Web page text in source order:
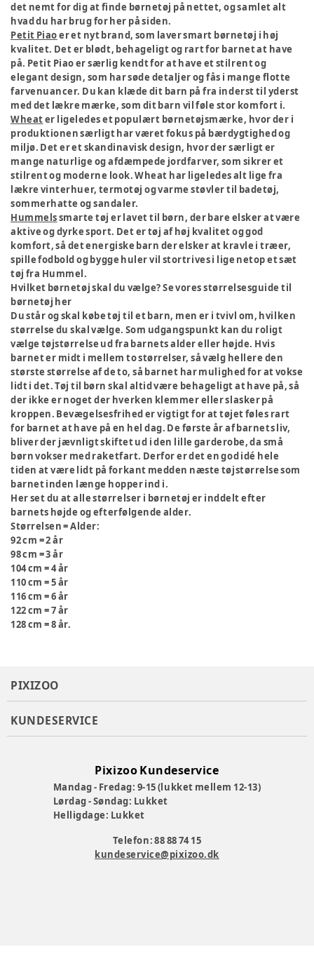
det nemt for dig at finde børnetøj på nettet, og samlet alt
hvad du har brug for her på siden.
Petit Piaoer et nyt brand, som laver smart børnetøj i høj
kvalitet. Det er blødt, behageligt og rart for barnet at have
på. Petit Piao er særlig kendt for at have et stilrent og
elegant design, som har søde detaljer og fås i mange flotte
farvenuancer. Du kan klæde dit barn på fra inderst til yderst
med det lækre mærke, som dit barn vil føle stor komfort i.
Wheater ligeledes et populært børnetøjsmærke, hvor der i
produktionen særligt har været fokus på bærdygtighed og
miljø. Det er et skandinavisk design, hvor der særligt er
mange naturlige og afdæmpede jordfarver, som sikrer et
stilrent og moderne look. Wheat har ligeledes alt lige fra
lækre vinterhuer, termotøj og varme støvler til badetøj,
sommerhatte og sandaler.
Hummelssmarte tøj er lavet til børn, der bare elsker at være
aktive og dyrke sport. Det er tøj af høj kvalitet og god
komfort, så det energiske barn der elsker at kravle i træer,
spille fodbold og bygge huler vil stortrives i lige netop et sæt
tøj fra Hummel.
Hvilket børnetøj skal du vælge? Se vores størrelsesguide til
børnetøj her
Du står og skal købe tøj til et barn, men er i tvivl om, hvilken
størrelse du skal vælge. Som udgangspunkt kan du roligt
vælge tøjstørrelse ud fra barnets alder eller højde. Hvis
barnet er midt i mellem to størrelser, så vælg hellere den
største størrelse af de to, så barnet har mulighed for at vokse
lidt i det. Tøj til børn skal altid være behageligt at have på, så
der ikke er noget der hverken klemmer eller slasker på
kroppen. Bevægelsesfrihed er vigtigt for at tøjet føles rart
for barnet at have på en hel dag. De første år af barnets liv,
bliver der jævnligt skiftet ud i den lille garderobe, da små
børn vokser med raketfart. Derfor er det en god idé hele
tiden at være lidt på forkant medden næste tøjstørrelse som
barnet inden længe hopper ind i.
Her set du at alle størrelser i børnetøj er inddelt efter
barnets højde og efterfølgende alder.
Størrelsen = Alder:
92 cm = 2 år
98 cm = 3 år
104 cm = 4 år
110 cm = 5 år
116 cm = 6 år
122 cm = 7 år
128 cm = 8 år.
PIXIZOO
KUNDESERVICE
Pixizoo Kundeservice
Mandag - Fredag: 9-15 (lukket mellem 12-13)
Lørdag - Søndag: Lukket
Helligdage: Lukket
Telefon: 88 88 74 15
kundeservice@pixizoo.dk